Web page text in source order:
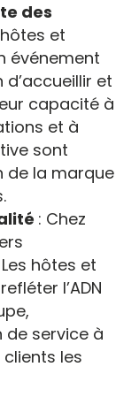
des
et
événement
et
capacité à
et à
sont
de la marque
: Chez
hôtes et
l’ADN
service à
les